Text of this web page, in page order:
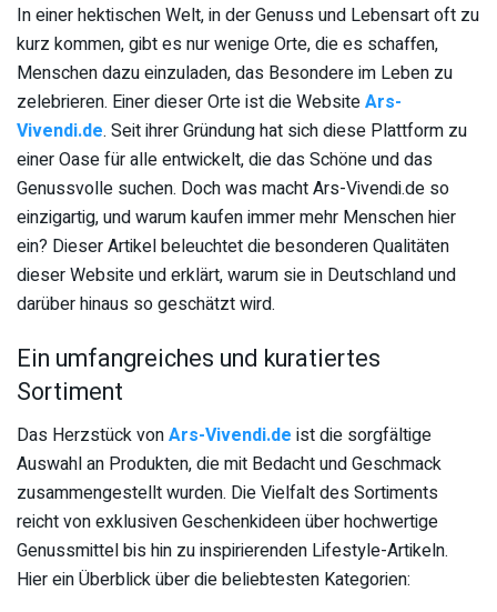
In einer hektischen Welt, in der Genuss und Lebensart oft zu
kurz kommen, gibt es nur wenige Orte, die es schaffen,
Menschen dazu einzuladen, das Besondere im Leben zu
zelebrieren. Einer dieser Orte ist die WebsiteArs-
Vivendi.de. Seit ihrer Gründung hat sich diese Plattform zu
einer Oase für alle entwickelt, die das Schöne und das
Genussvolle suchen. Doch was macht Ars-Vivendi.de so
einzigartig, und warum kaufen immer mehr Menschen hier
ein? Dieser Artikel beleuchtet die besonderen Qualitäten
dieser Website und erklärt, warum sie in Deutschland und
darüber hinaus so geschätzt wird.
Ein umfangreiches und kuratiertes
Sortiment
Das Herzstück vonArs-Vivendi.de ist die sorgfältige
Auswahl an Produkten, die mit Bedacht und Geschmack
zusammengestellt wurden. Die Vielfalt des Sortiments
reicht von exklusiven Geschenkideen über hochwertige
Genussmittel bis hin zu inspirierenden Lifestyle-Artikeln.
Hier ein Überblick über die beliebtesten Kategorien: